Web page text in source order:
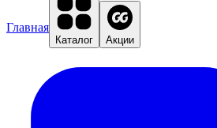
Главная
Каталог Акции